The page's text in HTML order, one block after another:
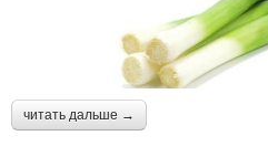
читать дальше →